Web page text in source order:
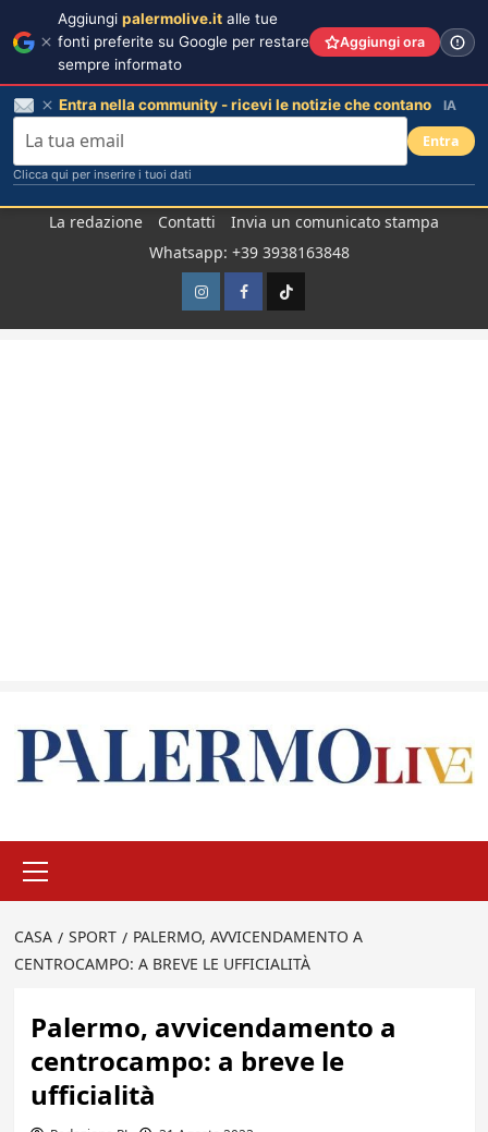
La redazione Contatti
Invia un comunicato stampa
Whatsapp: +39 3938163848
InstagramFacebook
TikTok
principale
CASA SPORT
PALERMO, AVVICENDAMENTO A
CENTROCAMPO: A BREVE LE UFFICIALITÀ
Palermo, avvicendamento a
centrocampo: a breve le
ufficialità
Aggiungi palermolive.it alle tue
fonti preferite su Google per restare
sempre informato
Aggiungi ora
Entra nella community - ricevi le notizie che contano IA
Entra
Clicca qui per inserire i tuoi dati